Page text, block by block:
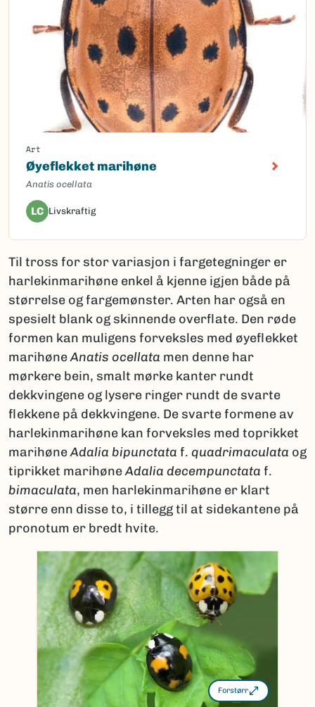
Art
Øyeflekket marihøne
Anatis ocellata
LC Livskraftig
Til tross for stor variasjon i fargetegninger er
harlekinmarihøne enkel å kjenne igjen både på
størrelse og fargemønster. Arten har også en
spesielt blank og skinnende overflate. Den røde
formen kan muligens forveksles med øyeflekket
marihøneAnatis ocellata men denne har
mørkere bein, smalt mørke kanter rundt
dekkvingene og lysere ringer rundt de svarte
flekkene på dekkvingene. De svarte formene av
harlekinmarihøne kan forveksles med toprikket
marihøneAdalia bipunctata f. quadrimaculata og
tiprikket marihøneAdalia decempunctata f.
bimaculata, men harlekinmarihøne er klart
større enn disse to, i tillegg til at sidekantene på
pronotum er bredt hvite.
Forstørr